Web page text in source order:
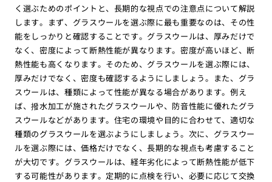
く選ぶためのポイントと、長期的な視点での注意点について解説
します。まず、グラスウールを選ぶ際に最も重要なのは、その性
能をしっかりと確認することです。グラスウールは、厚みだけで
なく、密度によって断熱性能が異なります。密度が高いほど、断
熱性能も高くなります。そのため、グラスウールを選ぶ際には、
厚みだけでなく、密度も確認するようにしましょう。また、グラ
スウールは、種類によって性能が異なる場合があります。例え
ば、撥水加工が施されたグラスウールや、防音性能に優れたグラ
スウールなどがあります。住宅の環境や目的に合わせて、適切な
種類のグラスウールを選ぶようにしましょう。次に、グラスウー
ルを選ぶ際には、価格だけでなく、長期的な視点も考慮すること
が大切です。グラスウールは、経年劣化によって断熱性能が低下
する可能性があります。定期的に点検を行い、必要に応じて交換